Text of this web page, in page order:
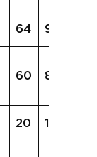
64 9.1g
60 82mg
20 1.7g